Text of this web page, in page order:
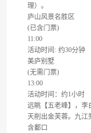
理）。
庐山风景名胜区
(已含门票)
11:00
活动时间: 约30分钟
美庐别墅
(无需门票)
13:00
活动时间：约1小时
远眺【五老峰】，李
天削出金芙蓉。九江
含鄱口